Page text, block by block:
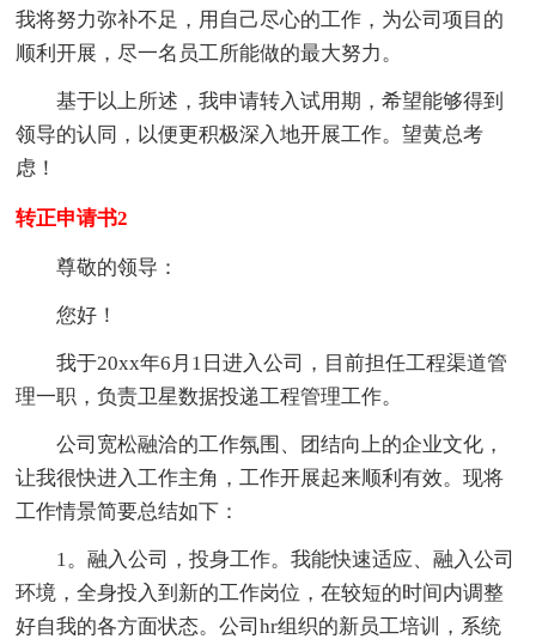
我将努力弥补不足，用自己尽心的工作，为公司项目的
顺利开展，尽一名员工所能做的最大努力。
基于以上所述，我申请转入试用期，希望能够得到
领导的认同，以便更积极深入地开展工作。望黄总考
虑！
转正申请书2
尊敬的领导：
您好！
我于20xx年6月1日进入公司，目前担任工程渠道管
理一职，负责卫星数据投递工程管理工作。
公司宽松融洽的工作氛围、团结向上的企业文化，
让我很快进入工作主角，工作开展起来顺利有效。现将
工作情景简要总结如下：
1。融入公司，投身工作。我能快速适应、融入公司
环境，全身投入到新的工作岗位，在较短的时间内调整
好自我的各方面状态。公司hr组织的新员工培训，系统